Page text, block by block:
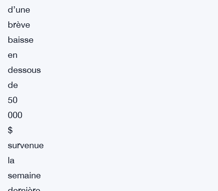
d’une
brève
baisse
en
dessous
de
50
000
$
survenue
la
semaine